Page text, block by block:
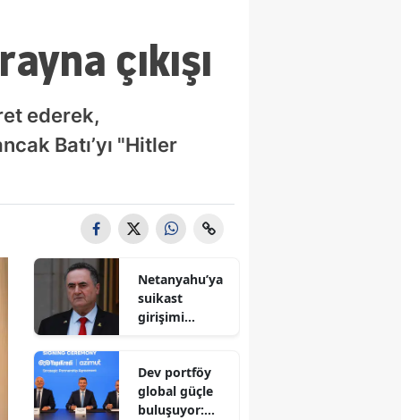
çıkışı
ederek,
Batı’yı "Hitler
Netanyahu’ya
suikast
girişimi
Bakanı
gizlenen
detayları
Dev portföy
global güçle
buluşuyor: